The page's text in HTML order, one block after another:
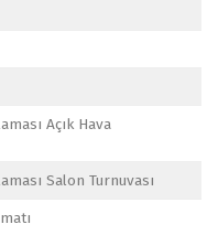
Açık Hava
Salon Turnuvası